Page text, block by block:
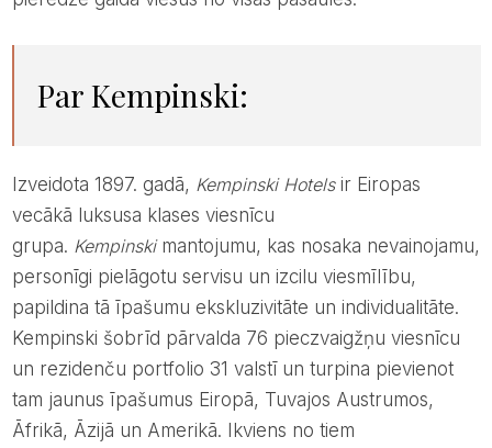
Par Kempinski:
Izveidota 1897. gadā, Kempinski Hotelsir Eiropas
vecākā luksusa klases viesnīcu
grupa. Kempinskimantojumu, kas nosaka nevainojamu,
personīgi pielāgotu servisu un izcilu viesmīlību,
papildina tā īpašumu ekskluzivitāte un individualitāte.
Kempinski šobrīd pārvalda 76 pieczvaigžņu viesnīcu
un rezidenču portfolio 31 valstī un turpina pievienot
tam jaunus īpašumus Eiropā, Tuvajos Austrumos,
Āfrikā, Āzijā un Amerikā. Ikviens no tiem